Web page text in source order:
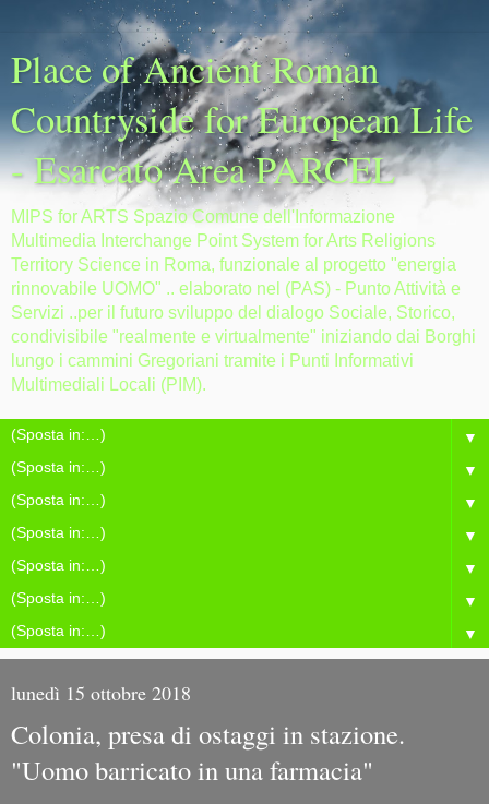
Place of Ancient Roman
Countryside for European Life
- Esarcato Area PARCEL
MIPS for ARTS Spazio Comune dell'Informazione
Multimedia Interchange Point System for Arts Religions
Territory Science in Roma, funzionale al progetto "energia
rinnovabile UOMO" .. elaborato nel (PAS) - Punto Attività e
Servizi ..per il futuro sviluppo del dialogo Sociale, Storico,
condivisibile "realmente e virtualmente" iniziando dai Borghi
lungo i cammini Gregoriani tramite i Punti Informativi
Multimediali Locali (PIM).
▼
▼
▼
▼
▼
▼
▼
lunedì 15 ottobre 2018
Colonia, presa di ostaggi in stazione.
"Uomo barricato in una farmacia"